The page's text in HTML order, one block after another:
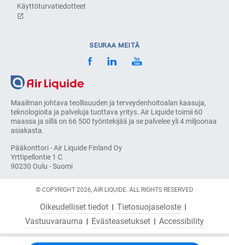
Maailman johtava teollisuuden ja terveydenhoitoalan kaasuja,
teknologioita ja palveluja tuottava yritys. Air Liquide toimii 60
maassa ja sillä on 66 500 työntekijää ja se palvelee yli 4 miljoonaa
asiakasta.
Pääkonttori - Air Liquide Finland Oy
Yrttipellontie 1 C
90230 Oulu - Suomi
Käyttöturvatiedotteet
SEURAA MEITÄ
© COPYRIGHT 2026, AIR LIQUIDE. ALL RIGHTS RESERVED
Oikeudelliset tiedot
Tietosuojaseloste
Vastuuvarauma
Evästeasetukset Accessibility